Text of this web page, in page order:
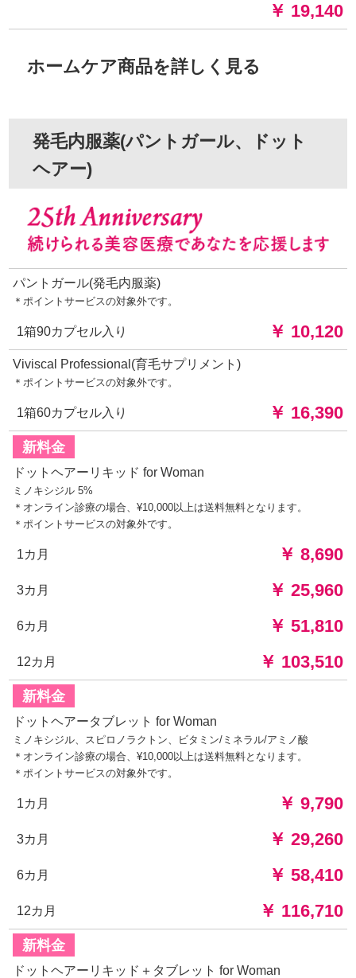
￥ 19,140
ホームケア商品を詳しく見る
発毛内服薬(パントガール、ドット
ヘアー)
パントガール(発毛内服薬)
＊ポイントサービスの対象外です。
1箱90カプセル入り ￥ 10,120
Viviscal Professional(育毛サプリメント)
＊ポイントサービスの対象外です。
1箱60カプセル入り ￥ 16,390
新料金
ドットヘアーリキッド for Woman
ミノキシジル 5%
＊オンライン診療の場合、¥10,000以上は送料無料となります。
＊ポイントサービスの対象外です。
1カ月 ￥ 8,690
3カ月 ￥ 25,960
6カ月 ￥ 51,810
12カ月 ￥ 103,510
新料金
ドットヘアータブレット for Woman
ミノキシジル、スピロノラクトン、ビタミン/ミネラル/アミノ酸
＊オンライン診療の場合、¥10,000以上は送料無料となります。
＊ポイントサービスの対象外です。
1カ月 ￥ 9,790
3カ月 ￥ 29,260
6カ月 ￥ 58,410
12カ月 ￥ 116,710
新料金
ドットヘアーリキッド＋タブレット for Woman